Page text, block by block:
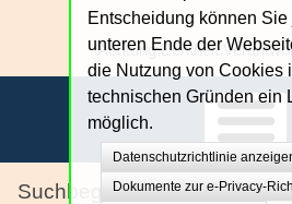
Unsere Schule
Unterricht
Entscheidung können
unteren Ende der
die Nutzung von Cookies
technischen Gründen ein
möglich.
Datenschutzrichtlinie
Dokumente zur e-Privacy-